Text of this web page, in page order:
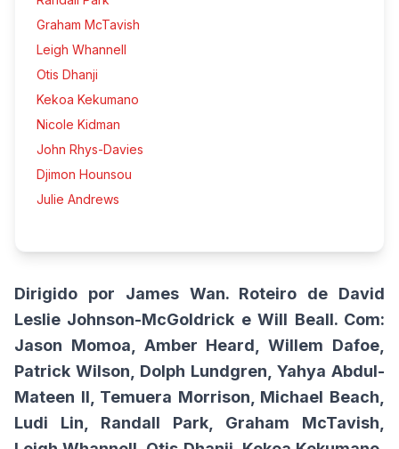
Graham McTavish
Leigh Whannell
Otis Dhanji
Kekoa Kekumano
Nicole Kidman
John Rhys-Davies
Djimon Hounsou
Julie Andrews
Dirigido por James Wan. Roteiro de David
Leslie Johnson-McGoldrick e Will Beall. Com:
Jason Momoa, Amber Heard, Willem Dafoe,
Patrick Wilson, Dolph Lundgren, Yahya Abdul-
Mateen II, Temuera Morrison, Michael Beach,
Ludi Lin, Randall Park, Graham McTavish,